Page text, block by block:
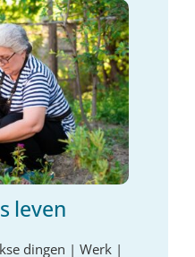
leven
dingen | Werk |